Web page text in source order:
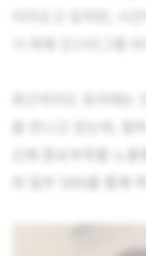
이어오고 있지만, 시
기 위해 인스타그램
최근까지도 유지애는
을 만나고 있는데, 얼
신체 중요부위를 노
와 일부 SNS를 통해